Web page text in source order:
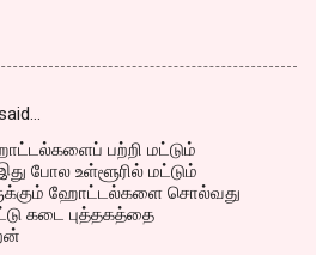
பற்றி மட்டும்
போல உள்ளூரில் மட்டும்
ஹோட்டல்களை சொல்வது
கடை புத்தகத்தை